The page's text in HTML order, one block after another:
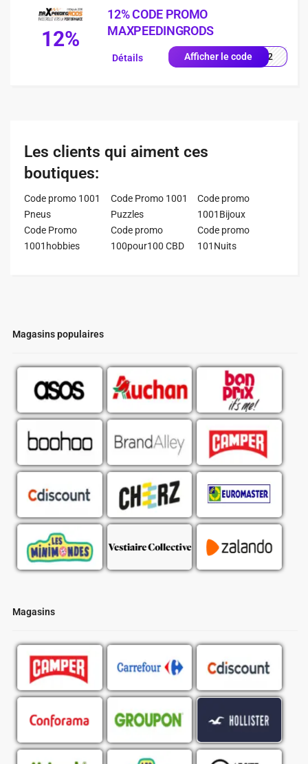
Magasins populaires
Magasins
12%
12% CODE PROMO
MAXPEEDINGRODS
Afficher le code il12
Détails
Les clients qui aiment ces
boutiques:
Code promo 1001
Pneus
Code Promo 1001
Puzzles
Code promo
1001Bijoux
Code Promo
1001hobbies
Code promo
100pour100 CBD
Code promo
101Nuits